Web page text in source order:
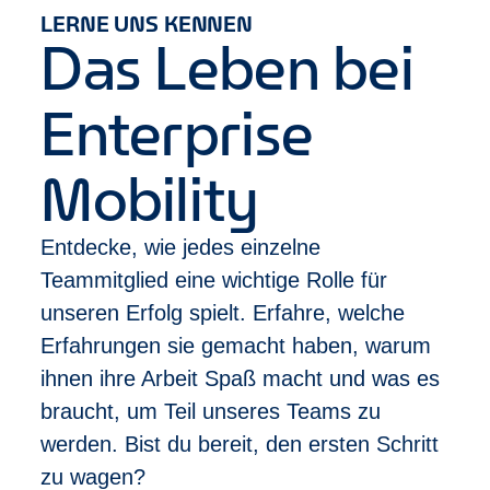
Ausbildung mit einschlägiger Berufserfahrung
Bei uns zählt Leistung – und die wird gesehen:
Abschluss des Trainee-Programms nach
durchschnittlich 10 Monaten
Im Anschluss erste Beförderung zum
Management Assistant
Schneller Aufstieg möglich zur Filialleitung in
unter 2 Jahren
Vielfältige Karrierewege, z. B. in unser Sales
Team, HR oder Risikomanagement
Was wir dir bieten
Sicherheit und Stabilität durch ein international
erfolgreiches Unternehmen
Klare Karriereperspektiven und echte
Aufstiegschancen
Individuelle Trainings, Coachings und Mentoring,
LERNE UNS KENNEN
Das Leben bei
Enterprise
Mobility
Entdecke, wie jedes einzelne
Teammitglied eine wichtige Rolle für
unseren Erfolg spielt. Erfahre, welche
Erfahrungen sie gemacht haben, warum
ihnen ihre Arbeit Spaß macht und was es
braucht, um Teil unseres Teams zu
werden. Bist du bereit, den ersten Schritt
zu wagen?